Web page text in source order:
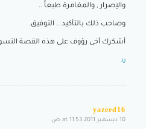
والإصرار , والمغامرة طبعاً ..
وصاحب ذلك بالتأكيد .. التوفيق.
أشكرك أخى رؤوف على هذه القصة
رد
yazeed16
says:
10 ديسمبر 2011 at 11:53 ص